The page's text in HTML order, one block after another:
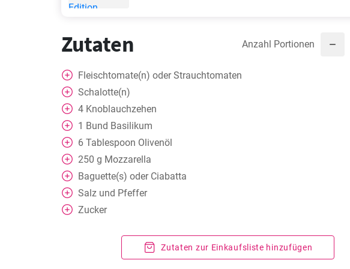
Zutaten Anzahl Portionen
Fleischtomate(n) oder Strauchtomaten
Schalotte(n)
4 Knoblauchzehen
1 Bund Basilikum
6 Tablespoon Olivenöl
250 g Mozzarella
Baguette(s) oder Ciabatta
Salz und Pfeffer
Zucker
Zutaten zur Einkaufsliste hinzufügen